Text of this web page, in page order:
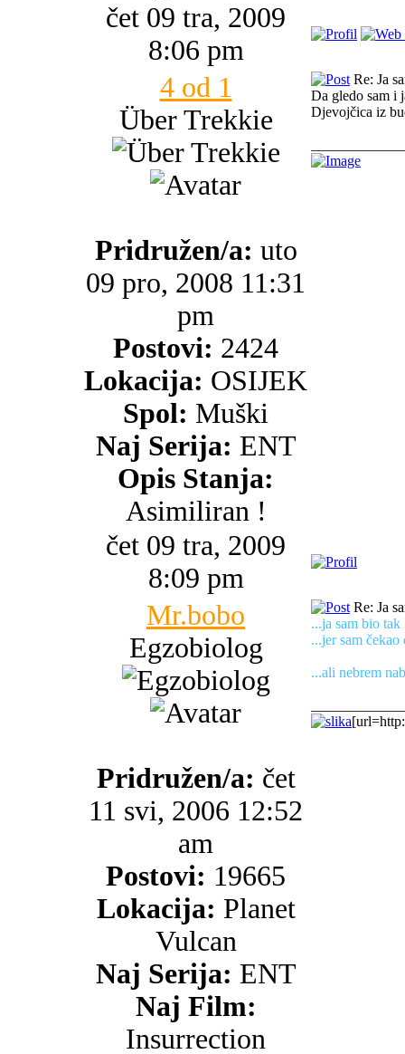
čet 09 tra, 2009
8:06 pm
4 od 1
Über Trekkie
Pridružen/a: uto
09 pro, 2008 11:31
pm
Postovi: 2424
Lokacija: OSIJEK
Spol: Muški
Naj Serija: ENT
Opis Stanja:
Asimiliran !
Re: Ja
Da gledo sam i
Djevojčica iz
čet 09 tra, 2009
8:09 pm
Mr.bobo
Egzobiolog
Pridružen/a: čet
11 svi, 2006 12:52
am
Postovi: 19665
Lokacija: Planet
Vulcan
Naj Serija: ENT
Naj Film:
Insurrection
Re: Ja
...ja sam bio
...jer sam
...ali nebrem